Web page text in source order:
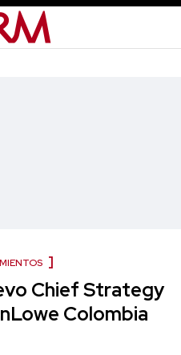
Chief Strategy
Colombia